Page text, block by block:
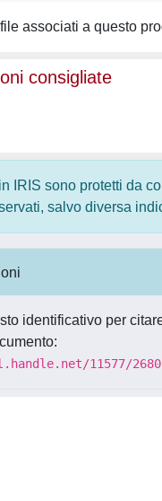
associati a questo
consigliate
IRIS sono protetti da
salvo diversa
identificativo per
11577/